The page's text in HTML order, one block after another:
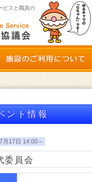
ビスと職員の
群馬県老人福
県老施協について
ント情報
月17日 14:00～
委員会